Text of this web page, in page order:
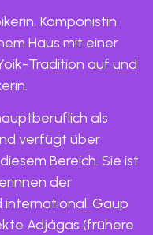
Komponistin
Haus mit einer
Tradition auf und
als
verfügt über
Bereich. Sie ist
der
international. Gaup
Adjágas (frühere